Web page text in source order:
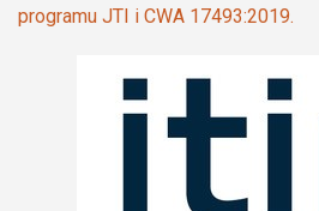
programu JTI i CWA 17493:2019.